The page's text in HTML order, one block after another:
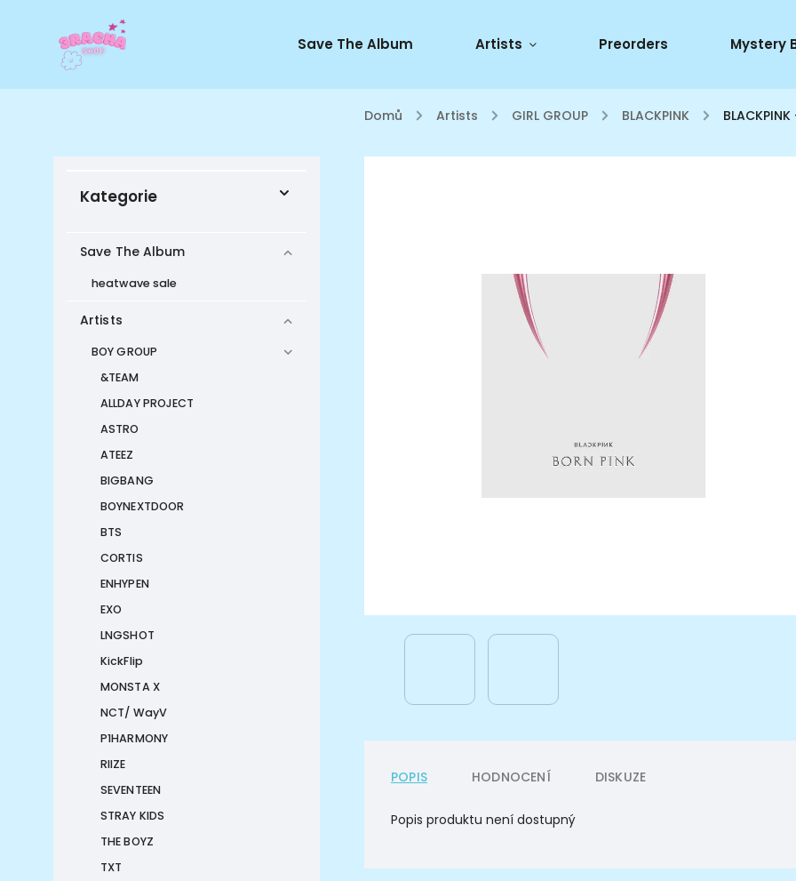
Save The Album Artists Preorders Mystery
Domů / Artists / GIRL GROUP / BLACKPINK /
Kategorie
Save The Album
heatwave sale
Artists
BOY GROUP
&TEAM
ALLDAY PROJECT
ASTRO
ATEEZ
BIGBANG
BOYNEXTDOOR
BTS
CORTIS
ENHYPEN
EXO
LNGSHOT
KickFlip
MONSTA X
NCT/ WayV
P1HARMONY
RIIZE
SEVENTEEN
STRAY KIDS
THE BOYZ
TXT
POPIS HODNOCENÍ DISKUZE
Popis produktu není dostupný